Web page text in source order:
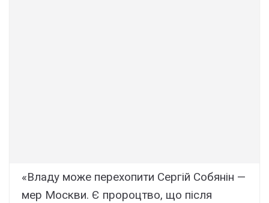
«Владу може перехопити Сергій Собянін —
мер Москви. Є пророцтво, що після